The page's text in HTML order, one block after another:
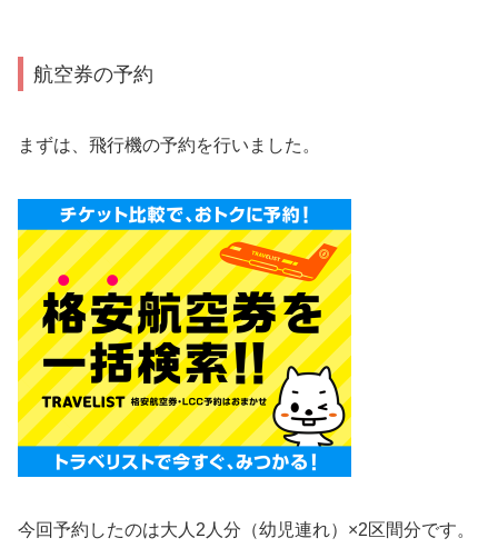
航空券の予約
まずは、飛行機の予約を行いました。
今回予約したのは大人2人分（幼児連れ）×2区間分です。